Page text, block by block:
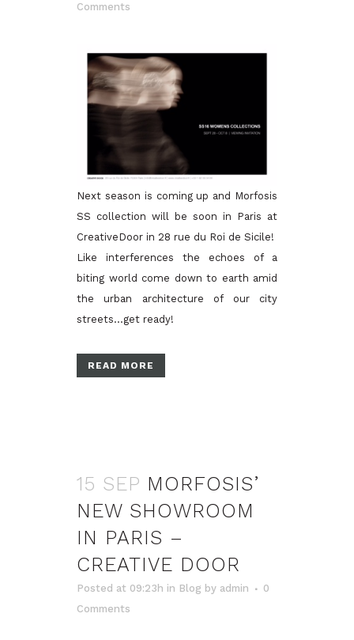
Comments
Next season is coming up and Morfosis
SS collection will be soon in Paris at
CreativeDoor in 28 rue du Roi de Sicile!
Like interferences the echoes of a
biting world come down to earth amid
the urban architecture of our city
streets…get ready!
READ MORE
15 SEP MORFOSIS’
NEW SHOWROOM
IN PARIS –
CREATIVE DOOR
Posted at 09:23h in Blog by admin
0
Comments